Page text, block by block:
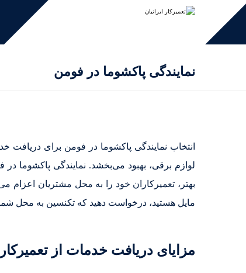
نمایندگی پاکشوما در فومن
انتخاب نمایندگی پاکشوما در فومن برای
لوازم برقی، بهبود می‌بخشد. نمایندگی پاکشوما
بهتر، تعمیرکاران خود را به محل مشتریان اعزام
مایل هستید، درخواست دهید که تکنسین به محل شما
مزایای دریافت خدمات از تعمیرکار